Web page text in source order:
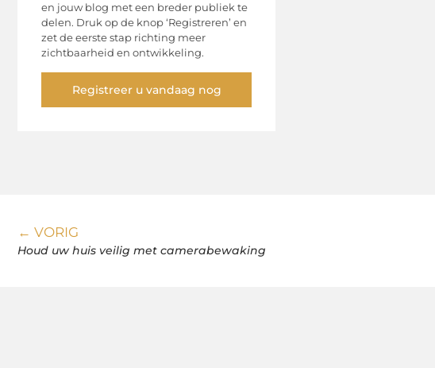
en jouw blog met een breder publiek te
delen. Druk op de knop ‘Registreren’ en
zet de eerste stap richting meer
zichtbaarheid en ontwikkeling.
Registreer u vandaag nog
← VORIG
Houd uw huis veilig met camerabewaking